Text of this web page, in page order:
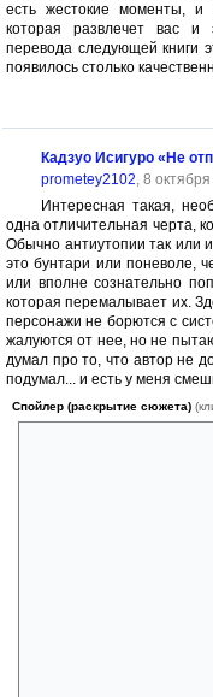
есть жестокие моменты, и
которая развлечет вас и
перевода следующей книги
появилось столько
Кадзуо Исигуро «Не
prometey2102, 8
Интересная такая,
одна отличительная черта,
Обычно антиутопии так или
это бунтари или поневоле,
или вполне сознательно
которая перемалывает их.
персонажи не борются с
жалуются от нее, но не
думал про то, что автор не
подумал... и есть у меня
Спойлер (раскрытие сюжета)